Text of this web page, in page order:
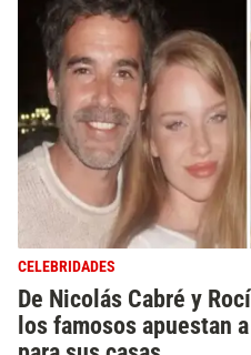
CELEBRIDADES
De Nicolás Cabré y
los famosos apuestan